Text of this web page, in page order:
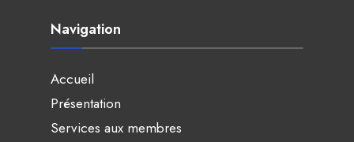
Navigation
Accueil
Présentation
Services aux membres